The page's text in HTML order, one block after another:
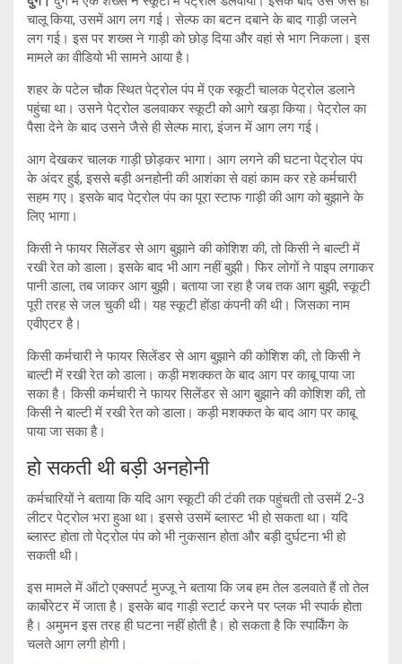
चालू किया, उसमें आग लग गई। सेल्फ का बटन दबाने के बाद गाड़ी जलने
लग गई। इस पर शख्स ने गाड़ी को छोड़ दिया और वहां से भाग निकला। इस
मामले का वीडियो भी सामने आया है।
शहर के पटेल चौक स्थित पेट्रोल पंप में एक स्कूटी चालक पेट्रोल डलाने
पहुंचा था। उसने पेट्रोल डलवाकर स्कूटी को आगे खड़ा किया। पेट्रोल का
पैसा देने के बाद उसने जैसे ही सेल्फ मारा, इंजन में आग लग गई।
आग देखकर चालक गाड़ी छोड़कर भागा। आग लगने की घटना पेट्रोल पंप
के अंदर हुई, इससे बड़ी अनहोनी की आशंका से वहां काम कर रहे कर्मचारी
सहम गए। इसके बाद पेट्रोल पंप का पूरा स्टाफ गाड़ी की आग को बुझाने के
लिए भागा।
किसी ने फायर सिलेंडर से आग बुझाने की कोशिश की, तो किसी ने बाल्टी में
रखी रेत को डाला। इसके बाद भी आग नहीं बुझी। फिर लोगों ने पाइप लगाकर
पानी डाला, तब जाकर आग बुझी। बताया जा रहा है जब तक आग बुझी, स्कूटी
पूरी तरह से जल चुकी थी। यह स्कूटी होंडा कंपनी की थी। जिसका नाम
एवीएटर है।
किसी कर्मचारी ने फायर सिलेंडर से आग बुझाने की कोशिश की, तो किसी ने
बाल्टी में रखी रेत को डाला। कड़ी मशक्कत के बाद आग पर काबू पाया जा
सका है। किसी कर्मचारी ने फायर सिलेंडर से आग बुझाने की कोशिश की, तो
किसी ने बाल्टी में रखी रेत को डाला। कड़ी मशक्कत के बाद आग पर काबू
पाया जा सका है।
हो सकती थी बड़ी अनहोनी
कर्मचारियों ने बताया कि यदि आग स्कूटी की टंकी तक पहुंचती तो उसमें 2-3
लीटर पेट्रोल भरा हुआ था। इससे उसमें ब्लास्ट भी हो सकता था। यदि
ब्लास्ट होता तो पेट्रोल पंप को भी नुकसान होता और बड़ी दुर्घटना भी हो
सकती थी।
इस मामले में ऑटो एक्सपर्ट मुज्जू ने बताया कि जब हम तेल डलवाते हैं तो तेल
कार्बोरेटर में जाता है। इसके बाद गाड़ी स्टार्ट करने पर प्लक भी स्पार्क होता
है। अमुमन इस तरह ही घटना नहीं होती है। हो सकता है कि स्पार्किंग के
चलते आग लगी होगी।